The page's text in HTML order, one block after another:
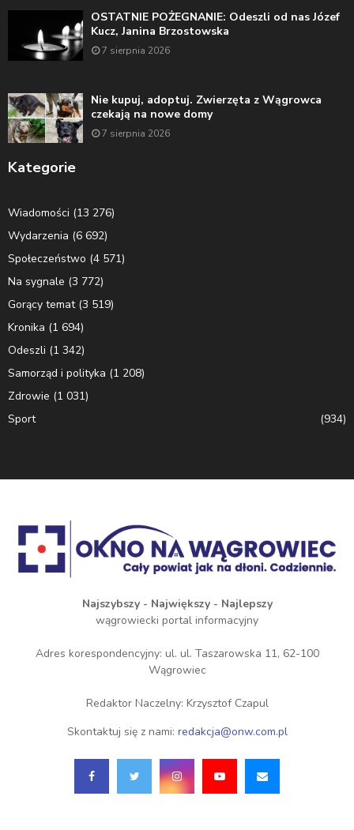
OSTATNIE POŻEGNANIE: Odeszli od nas Józef
Kucz, Janina Brzostowska
7 sierpnia 2026
Nie kupuj, adoptuj. Zwierzęta z Wągrowca
czekają na nowe domy
7 sierpnia 2026
Kategorie
Wiadomości (13 276)
Wydarzenia (6 692)
Społeczeństwo (4 571)
Na sygnale (3 772)
Gorący temat(3 519)
Kronika (1 694)
Odeszli (1 342)
Samorząd i polityka (1 208)
Zdrowie (1 031)
Sport
(934)
Najszybszy - Największy - Najlepszy
wągrowiecki portal informacyjny
Adres korespondencyjny: ul. ul. Taszarowska 11, 62-100
Wągrowiec
Redaktor Naczelny: Krzysztof Czapul
Skontaktuj się z nami: redakcja@onw.com.pl